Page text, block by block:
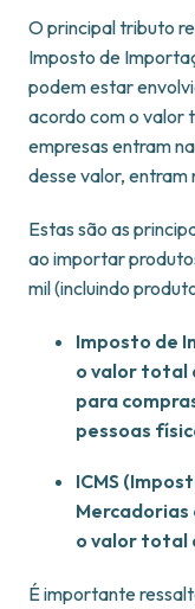
O principal tributo
Imposto de
podem estar
acordo com o valor
empresas entram
desse valor, entram
Estas são as
ao importar
mil (incluindo
Imposto de
o valor total
para
pessoas
ICMS
Mercadorias
o valor total
É importante